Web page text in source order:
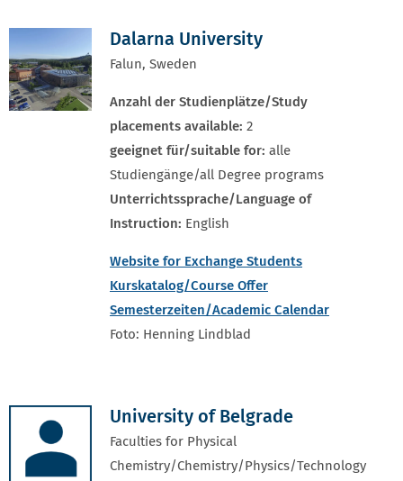
Dalarna University
Falun, Sweden
Anzahl der Studienplätze/Study
placements available: 2
geeignet für/suitable for: alle
Studiengänge/all Degree programs
Unterrichtssprache/Language of
Instruction: English
Website for Exchange Students
Kurskatalog/Course Offer
Semesterzeiten/Academic Calendar
Foto: Henning Lindblad
University of Belgrade
Faculties for Physical
Chemistry/Chemistry/Physics/Technology